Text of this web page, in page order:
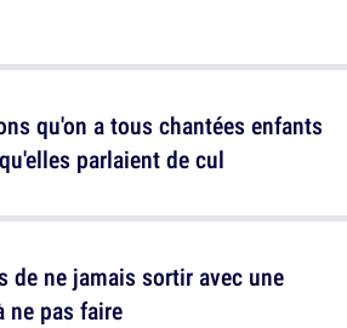
qu'on a tous chantées enfants
parlaient de cul
de ne jamais sortir avec une
ne pas faire